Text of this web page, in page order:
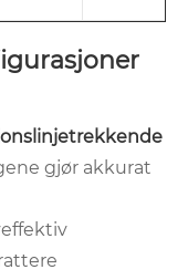
gjør akkurat